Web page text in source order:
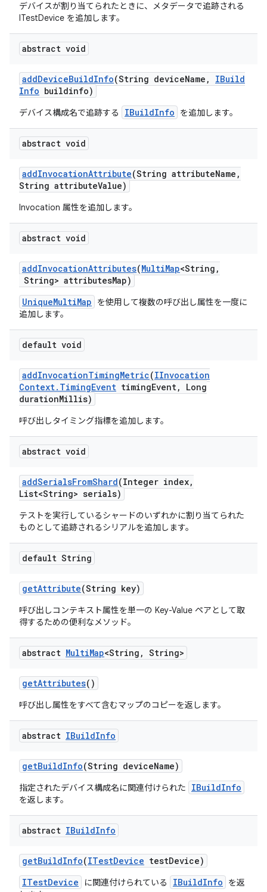
デバイスが割り当てられたときに、メタデータで追跡される
ITestDevice を追加します。
abstract void
addDeviceBuildInfo(String deviceName ,
IBuild
Info buildinfo)
デバイス構成名で追跡する IBuildInfo を追加します。
abstract void
addInvocationAttribute(String attributeName ,
String attributeValue)
Invocation 属性を追加します。
abstract void
addInvocationAttributes(MultiMap<String ,
String> attributesMap)
UniqueMultiMap
を使用して複数の呼び出し属性を一度に
追加します。
default void
addInvocationTimingMetric(IInvocation
Context. TimingEvent timingEvent,
Long
durationMillis)
呼び出しタイミング指標を追加します。
abstract void
addSerialsFromShard(Integer index,
List<String> serials)
テストを実行しているシャードのいずれかに割り当てられた
ものとして追跡されるシリアルを追加します。
default String
getAttribute(String key)
呼び出しコンテキスト属性を単一の Key-Value ペアとして取
得するための便利なメソッド。
abstract MultiMap<String , String>
getAttributes()
呼び出し属性をすべて含むマップのコピーを返します。
abstract IBuildInfo
getBuildInfo(String deviceName)
指定されたデバイス構成名に関連付けられた IBuildInfo
を返します。
abstract IBuildInfo
getBuildInfo(ITestDevice testDevice)
ITestDevice
に関連付けられている IBuildInfo
を返